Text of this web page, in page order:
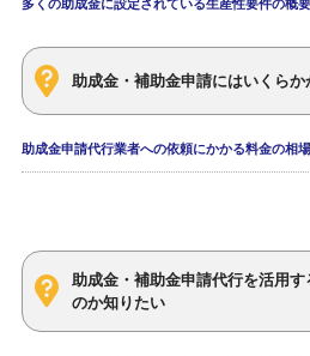
多くの助成金に設定されている生産性要件の概
助成金・補助金申請にはいくら
助成金申請代行業者への依頼にかかる料金の相
助成金・補助金申請代行を活用
のか知りたい